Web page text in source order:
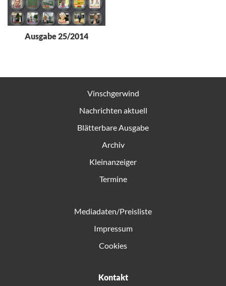
Ausgabe 25/2014
Vinschgerwind
Nachrichten aktuell
Blätterbare Ausgabe
Archiv
Kleinanzeiger
Termine
Mediadaten/Preisliste
Impressum
Cookies
Kontakt